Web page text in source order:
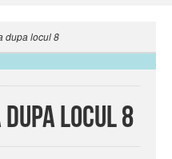
dupa locul 8
locul 8